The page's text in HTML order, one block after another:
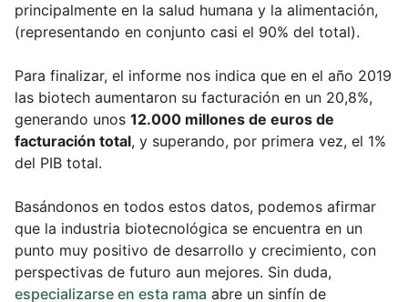
principalmente en la salud humana y la alimentación,
(representando en conjunto casi el 90% del total).
Para finalizar, el informe nos indica que en el año 2019
las biotech aumentaron su facturación en un 20,8%,
generando unos 12.000 millones de euros de
facturación total, y superando, por primera vez, el 1%
del PIB total.
Basándonos en todos estos datos, podemos afirmar
que la industria biotecnológica se encuentra en un
punto muy positivo de desarrollo y crecimiento, con
perspectivas de futuro aun mejores. Sin duda,
especializarse en esta rama abre un sinfín de